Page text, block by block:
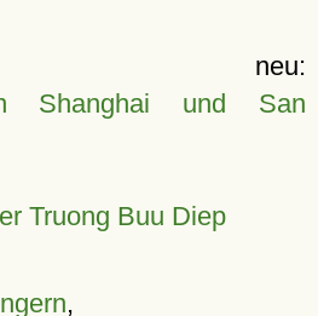
Shanghai und San
Truong Buu Diep
,